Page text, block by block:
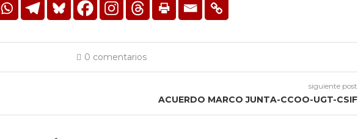
0 comentarios
siguiente post
ACUERDO MARCO JUNTA-CCOO-UGT-CSIF